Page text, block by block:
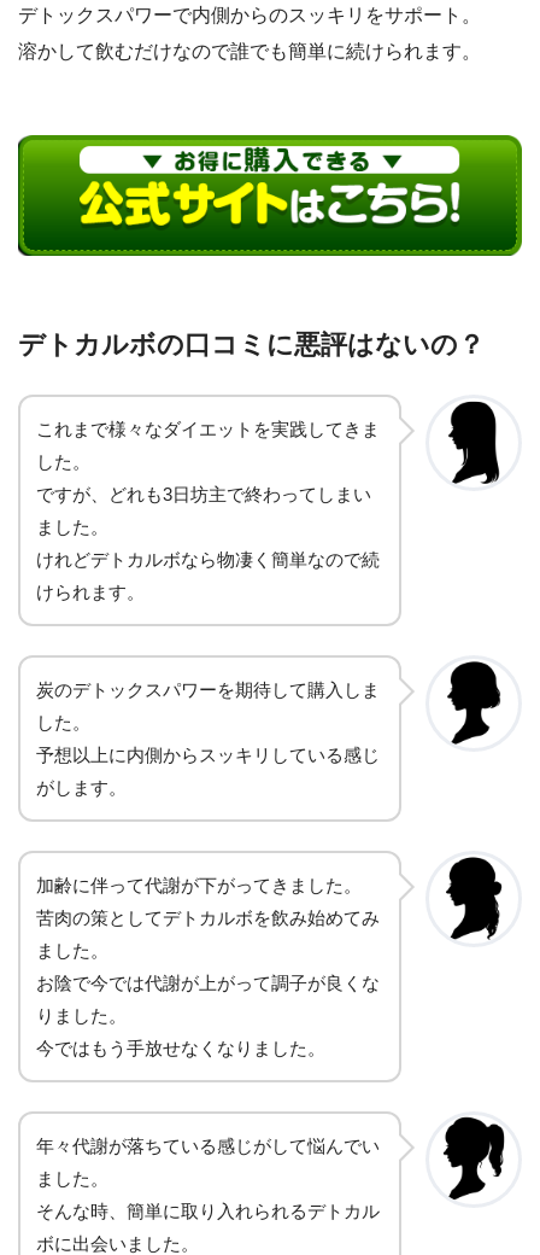
デトックスパワーで内側からのスッキリをサポート。
溶かして飲むだけなので誰でも簡単に続けられます。
デトカルボの口コミに悪評はないの？
これまで様々なダイエットを実践してきま
した。
ですが、どれも3日坊主で終わってしまい
ました。
けれどデトカルボなら物凄く簡単なので続
けられます。
炭のデトックスパワーを期待して購入しま
した。
予想以上に内側からスッキリしている感じ
がします。
加齢に伴って代謝が下がってきました。
苦肉の策としてデトカルボを飲み始めてみ
ました。
お陰で今では代謝が上がって調子が良くな
りました。
今ではもう手放せなくなりました。
年々代謝が落ちている感じがして悩んでい
ました。
そんな時、簡単に取り入れられるデトカル
ボに出会いました。